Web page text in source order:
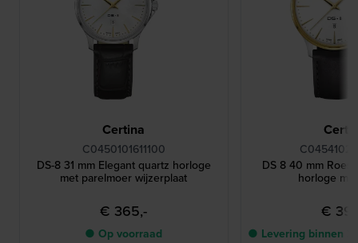
Certina
C0450101611100
DS-8 31 mm Elegant quartz horloge
met parelmoer wijzerplaat
€ 365,-
● Op voorraad
DS 8 40 mm
horloge
€
● Levering binnen 2